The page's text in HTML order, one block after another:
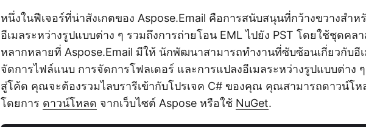
หนึ่งในฟีเจอร์ที่น่าสังเกตของ Aspose.Email คือการสนับสนุนที่กว้างขวางสำห
อีเมลระหว่างรูปแบบต่าง ๆ รวมถึงการถ่ายโอน EML ไปยัง PST โดยใช้ชุดคล
หลากหลายที่ Aspose.Email มีให้ นักพัฒนาสามารถทำงานที่ซับซ้อนเกี่ยวกับอีเ
จัดการไฟล์แนบ การจัดการโฟลเดอร์ และการแปลงอีเมลระหว่างรูปแบบต่าง
สู่โค้ด คุณจะต้องรวมไลบรารีเข้ากับโปรเจค C# ของคุณ คุณสามารถดาวน์โห
โดยการ ดาวน์โหลด จากเว็บไซต์ Aspose หรือใช้ NuGet.